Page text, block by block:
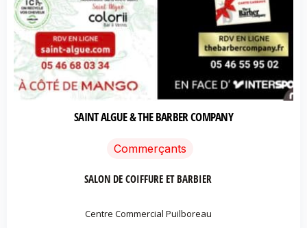
SAINT ALGUE & THE BARBER COMPANY
Commerçants
SALON DE COIFFURE ET BARBIER
Centre Commercial Puilboreau